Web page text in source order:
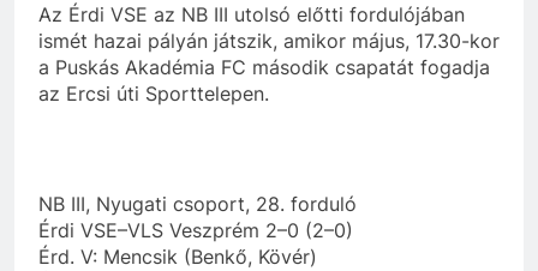
Az Érdi VSE az NB III utolsó előtti fordulójában
ismét hazai pályán játszik, amikor május, 17.30-kor
a Puskás Akadémia FC második csapatát fogadja
az Ercsi úti Sporttelepen.
NB III, Nyugati csoport, 28. forduló
Érdi VSE–VLS Veszprém 2–0 (2–0)
Érd. V: Mencsik (Benkő, Kövér)